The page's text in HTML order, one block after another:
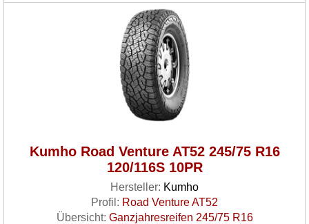
Kumho Road Venture AT52 245/75 R16
120/116S 10PR
Hersteller: Kumho
Profil: Road Venture AT52
Übersicht: Ganzjahresreifen 245/75 R16